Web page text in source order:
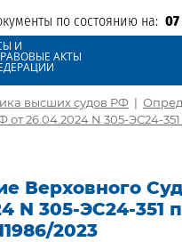
по состоянию на: 07
И
АКТЫ
высших судов РФ |
от 26.04.2024 N 305-ЭС24-351
Верховного
N 305-ЭС24-351
2023